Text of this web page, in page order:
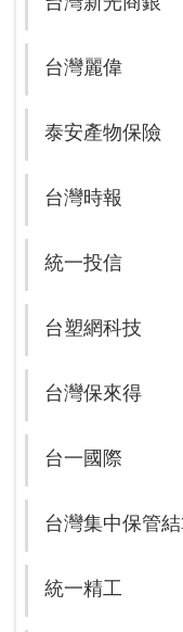
台灣麗偉
泰安產物保險
台灣時報
統一投信
台塑網科技
台灣保來得
台一國際
台灣集中保管
統一精工